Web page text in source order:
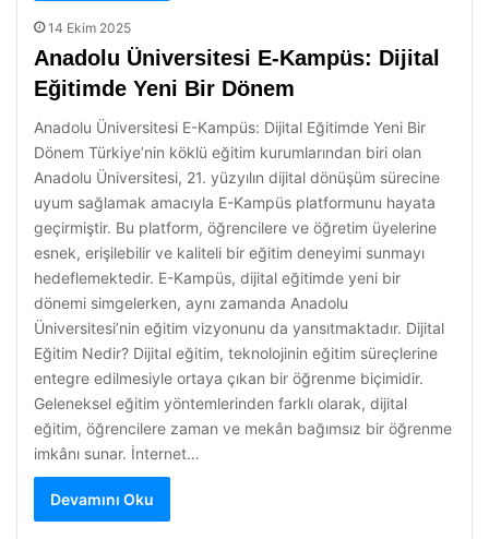
14 Ekim 2025
Anadolu Üniversitesi E-Kampüs: Dijital
Eğitimde Yeni Bir Dönem
Anadolu Üniversitesi E-Kampüs: Dijital Eğitimde Yeni Bir
Dönem Türkiye’nin köklü eğitim kurumlarından biri olan
Anadolu Üniversitesi, 21. yüzyılın dijital dönüşüm sürecine
uyum sağlamak amacıyla E-Kampüs platformunu hayata
geçirmiştir. Bu platform, öğrencilere ve öğretim üyelerine
esnek, erişilebilir ve kaliteli bir eğitim deneyimi sunmayı
hedeflemektedir. E-Kampüs, dijital eğitimde yeni bir
dönemi simgelerken, aynı zamanda Anadolu
Üniversitesi’nin eğitim vizyonunu da yansıtmaktadır. Dijital
Eğitim Nedir? Dijital eğitim, teknolojinin eğitim süreçlerine
entegre edilmesiyle ortaya çıkan bir öğrenme biçimidir.
Geleneksel eğitim yöntemlerinden farklı olarak, dijital
eğitim, öğrencilere zaman ve mekân bağımsız bir öğrenme
imkânı sunar. İnternet…
Devamını Oku